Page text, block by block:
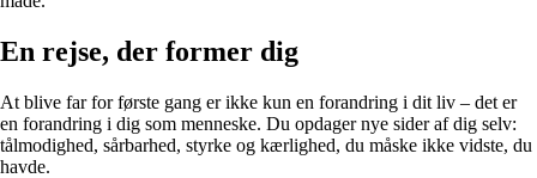
En rejse, der former dig
At blive far for første gang er ikke kun en forandring i dit liv – det er
en forandring i dig som menneske. Du opdager nye sider af dig selv:
tålmodighed, sårbarhed, styrke og kærlighed, du måske ikke vidste, du
havde.